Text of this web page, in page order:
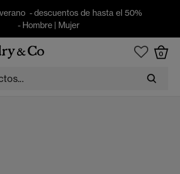
- descuentos de hasta el 50%
- Hombre| Mujer
0